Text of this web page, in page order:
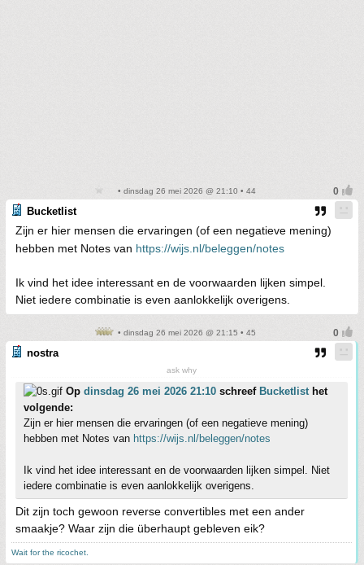
• dinsdag 26 mei 2026 @ 21:10 • 44
Bucketlist
Zijn er hier mensen die ervaringen (of een negatieve mening)
hebben met Notes van https://wijs.nl/beleggen/notes
Ik vind het idee interessant en de voorwaarden lijken simpel.
Niet iedere combinatie is even aanlokkelijk overigens.
• dinsdag 26 mei 2026 @ 21:15 • 45
nostra
ask why
Op dinsdag 26 mei 2026 21:10 schreef Bucketlisthet
volgende:
Zijn er hier mensen die ervaringen (of een negatieve mening)
hebben met Notes van https://wijs.nl/beleggen/notes
Ik vind het idee interessant en de voorwaarden lijken simpel. Niet
iedere combinatie is even aanlokkelijk overigens.
Dit zijn toch gewoon reverse convertibles met een ander
smaakje? Waar zijn die überhaupt gebleven eik?
Wait for the ricochet.